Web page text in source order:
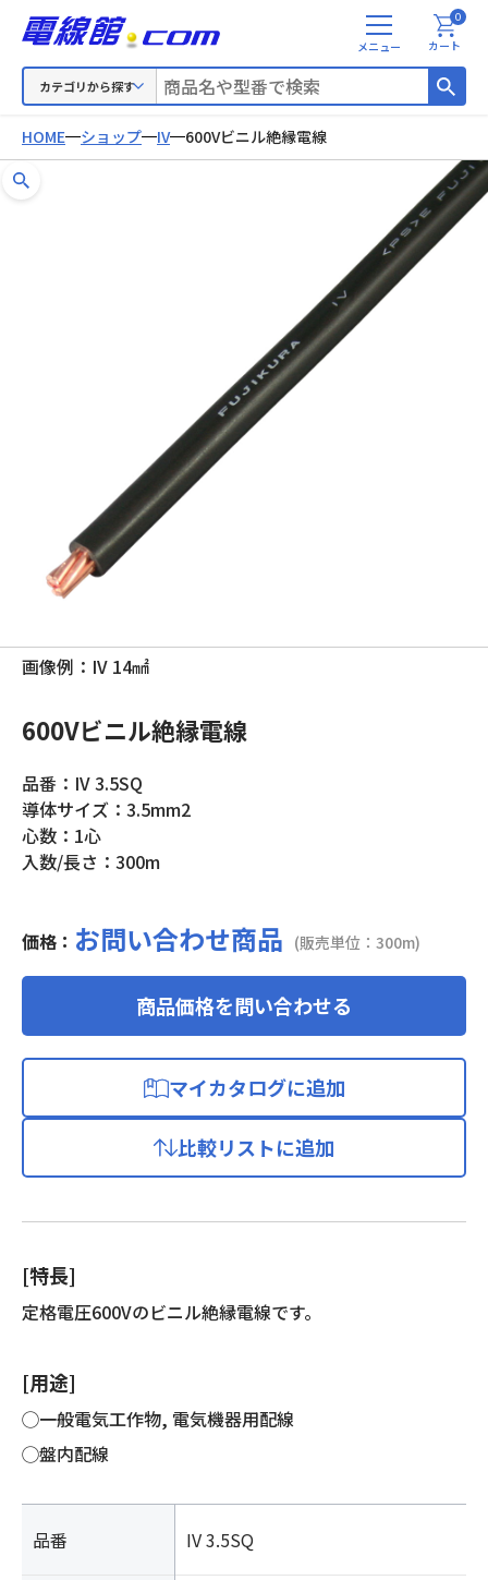
カテゴリから探す
メ
ニ
カート
0
HOME ショップ IV 600Vビニル絶縁電線
画像例：IV 14㎟
600Vビニル絶縁電線
品番：IV 3.5SQ
導体サイズ：3.5mm2
心数：1心
入数/長さ：300m
価格： お問い合わせ商品 (販売単位：300m)
商品価格を問い合わせる
マイカタログに追加
比較リストに追加
[特長]
定格電圧600Vのビニル絶縁電線です。
[用途]
◯一般電気工作物, 電気機器用配線
◯盤内配線
品番 IV 3.5SQ